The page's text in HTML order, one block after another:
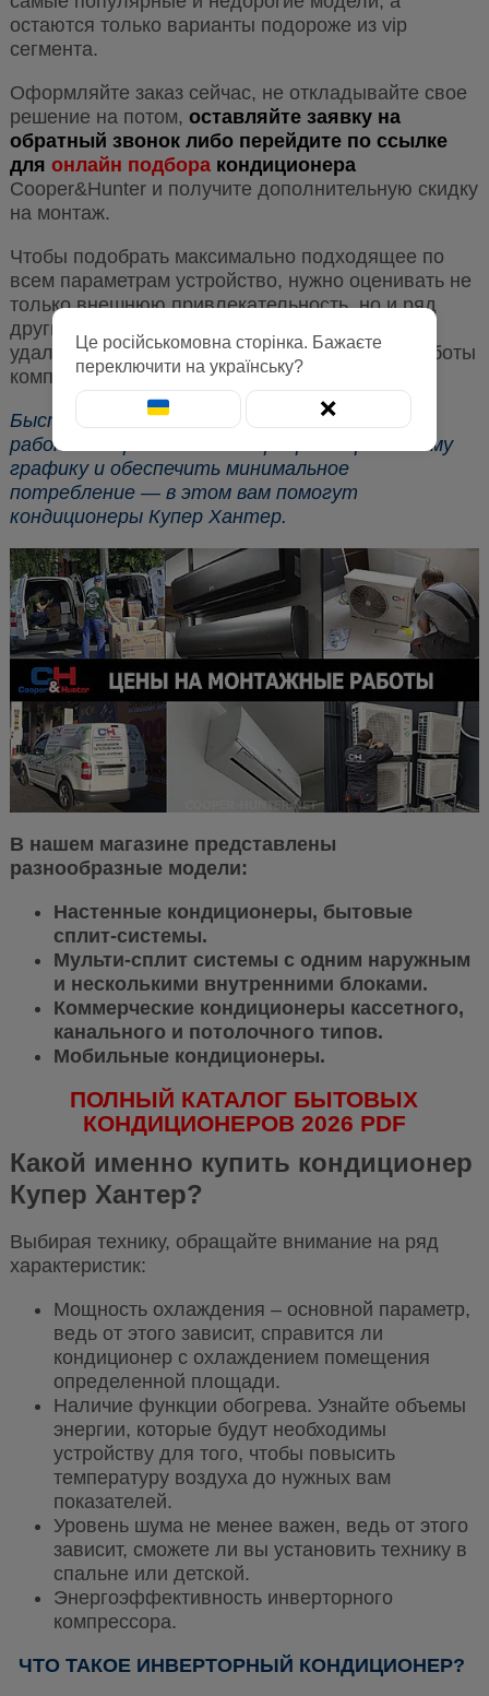
остаются только варианты подороже из vip
сегмента.
Оформляйте заказ сейчас, не откладывайте свое
решение на потом, оставляйте заявку на
обратный звонок либо перейдите по ссылке
для онлайн подборакондиционера
Cooper&Hunter и получите дополнительную скидку
на монтаж.
Чтобы подобрать максимально подходящее по
всем параметрам устройство, нужно оценивать не
только внешнюю привлекательность, но и ряд
других параметров, наличие WiFi модуля для
удаленного управления, систему контроля работы
компрессора, экономичность и многое другое.
Быстро прогреть или остудить помещение,
работать при этом по запрограммированному
графику и обеспечить минимальное
потребление — в этом вам помогут
кондиционеры Купер Хантер.
В нашем магазине представлены
разнообразные модели:
Настенные кондиционеры, бытовые
сплит-системы.
Мульти-сплит системы с одним наружным
и несколькими внутренними блоками.
Коммерческие кондиционеры кассетного,
канального и потолочного типов.
Мобильные кондиционеры.
ПОЛНЫЙ КАТАЛОГ БЫТОВЫХ
КОНДИЦИОНЕРОВ 2026 PDF
Какой именно купить кондиционер
Купер Хантер?
Выбирая технику, обращайте внимание на ряд
характеристик:
Мощность охлаждения – основной параметр,
ведь от этого зависит, справится ли
кондиционер с охлаждением помещения
определенной площади.
Наличие функции обогрева. Узнайте объемы
энергии, которые будут необходимы
устройству для того, чтобы повысить
температуру воздуха до нужных вам
показателей.
Уровень шума не менее важен, ведь от этого
зависит, сможете ли вы установить технику в
спальне или детской.
Энергоэффективность инверторного
компрессора.
ЧТО ТАКОЕ ИНВЕРТОРНЫЙ КОНДИЦИОНЕР?
Це російськомовна сторінка. Бажаєте
переключити на українську?
❌